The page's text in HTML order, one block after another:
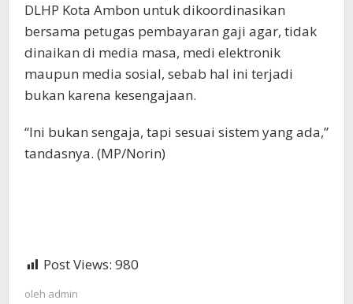
DLHP Kota Ambon untuk dikoordinasikan
bersama petugas pembayaran gaji agar, tidak
dinaikan di media masa, medi elektronik
maupun media sosial, sebab hal ini terjadi
bukan karena kesengajaan.
“Ini bukan sengaja, tapi sesuai sistem yang ada,”
tandasnya. (MP/Norin)
Post Views: 980
oleh admin